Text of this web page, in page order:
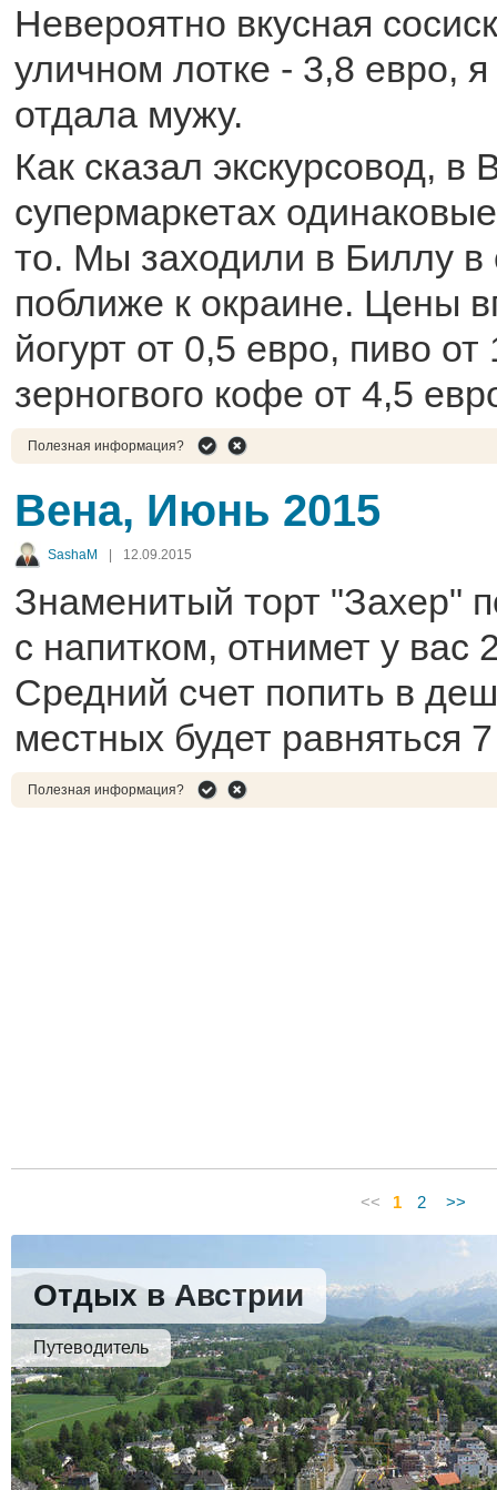
Невероятно вкусная
уличном лотке - 3,8 евро,
отдала мужу.
Как сказал экскурсовод, в
супермаркетах
то. Мы заходили в Биллу
поближе к окраине. Цены
йогурт от 0,5 евро, пиво
зерногвого кофе от 4,5
Полезная информация?
Вена, Июнь 2015
SashaM 12.09.2015
Знаменитый торт "Захер"
с напитком, отнимет у
Средний счет попить в
местных будет равняться
Полезная информация?
<< 1 2 >>
Отдых в Австрии
Путеводитель